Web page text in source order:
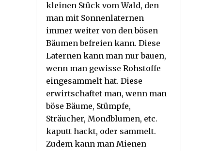
kleinen Stück vom Wald, den
man mit Sonnenlaternen
immer weiter von den bösen
Bäumen befreien kann. Diese
Laternen kann man nur bauen,
wenn man gewisse Rohstoffe
eingesammelt hat. Diese
erwirtschaftet man, wenn man
böse Bäume, Stümpfe,
Sträucher, Mondblumen, etc.
kaputt hackt, oder sammelt.
Zudem kann man Mienen